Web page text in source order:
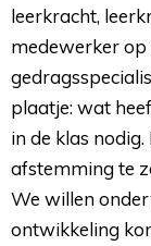
leerkracht,
medewerker
plaatje: wat
in de klas
afstemming te
We willen
ontwikkeling